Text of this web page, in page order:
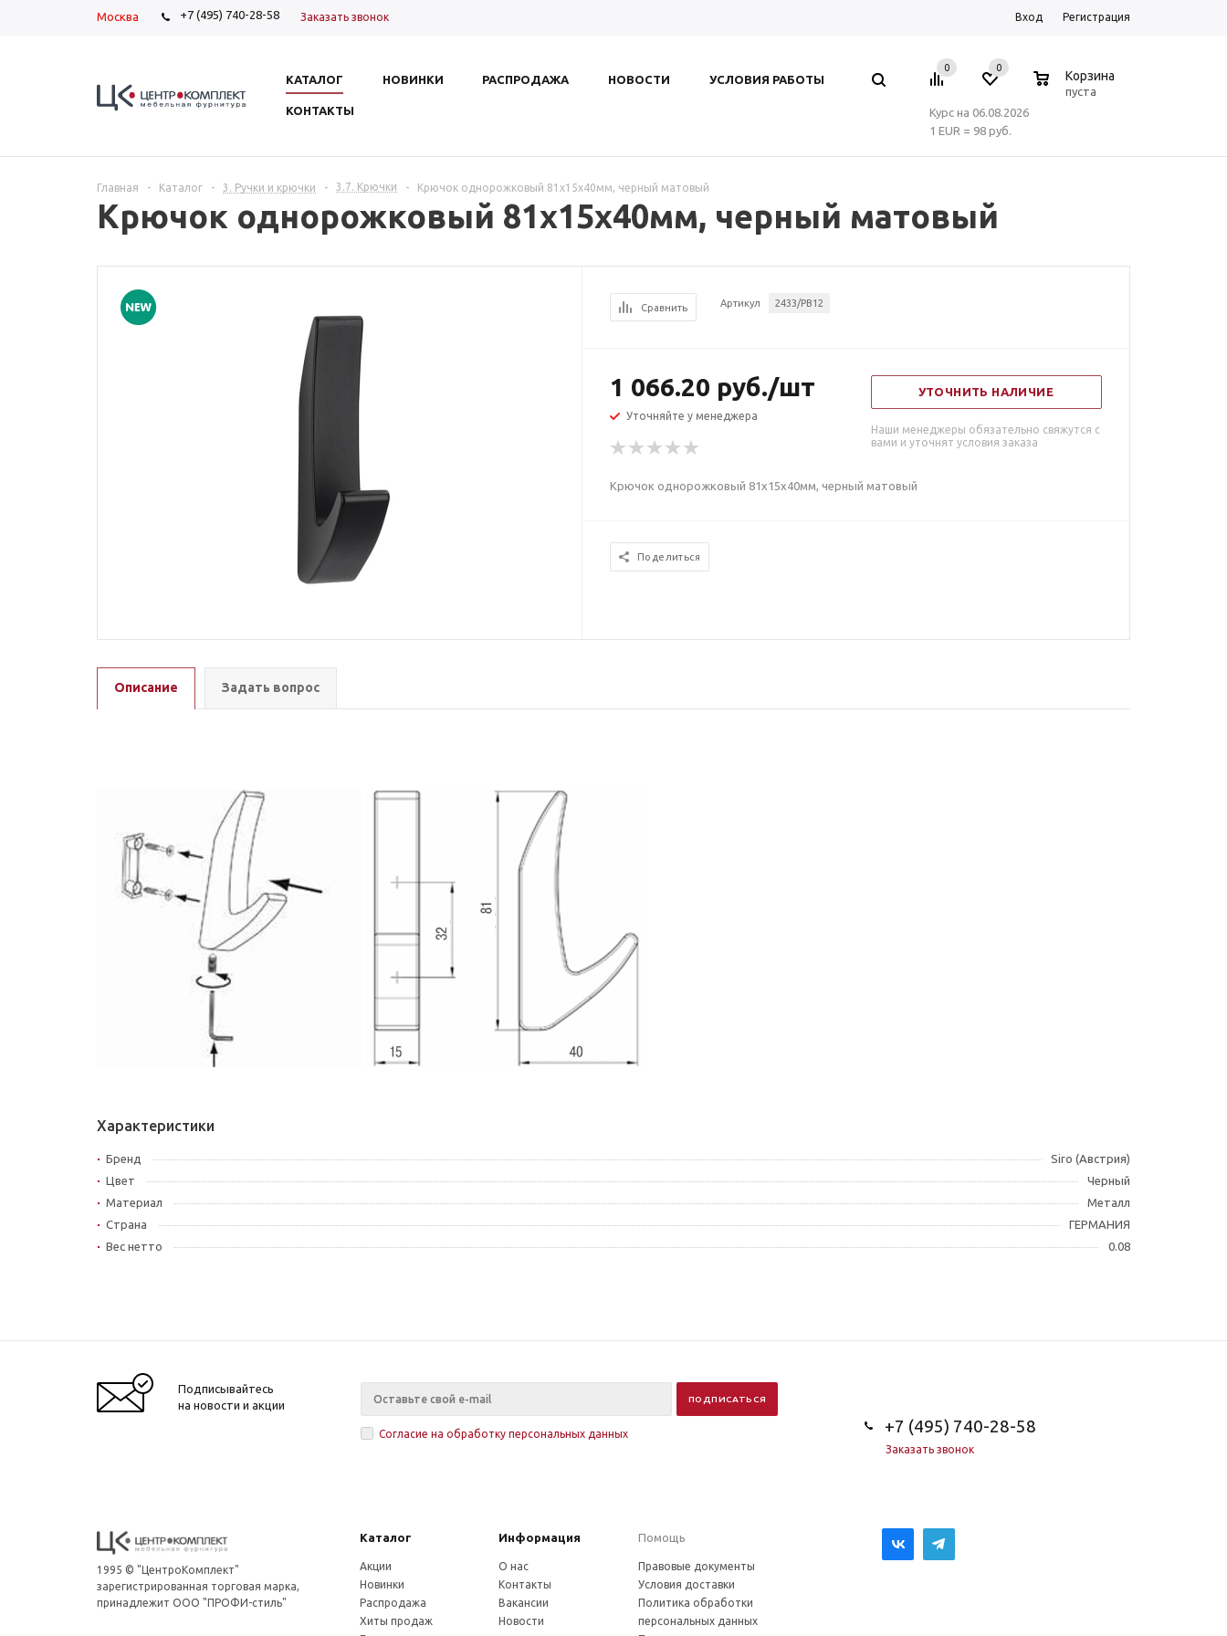
Москва +7 (495) 740-28-58 Заказать звонок Вход Регистрация
КАТАЛОГ НОВИНКИ РАСПРОДАЖА НОВОСТИ УСЛОВИЯ РАБОТЫ
КОНТАКТЫ
0 0
Корзина
пуста
Курс на 06.08.2026
1 EUR = 98 руб.
Главная - Каталог - 3. Ручки и крючки - 3.7. Крючки - Крючок однорожковый 81х15х40мм, черный матовый
Крючок однорожковый 81х15х40мм, черный матовый
Сравнить Артикул 2433/PB12
1 066.20 руб./шт
Уточняйте у менеджера
УТОЧНИТЬ НАЛИЧИЕ
Наши менеджеры обязательно свяжутся с
вами и уточнят условия заказа
Крючок однорожковый 81х15х40мм, черный матовый
Поделиться
Описание Задать вопрос
Характеристики
Бренд
Siro (Австрия)
Цвет
Черный
Материал
Металл
Страна
ГЕРМАНИЯ
Вес нетто
0.08
Подписывайтесь
на новости и акции
Согласие на обработку персональных данных +7 (495) 740-28-58
Заказать звонок
1995 © "ЦентроКомплект"
зарегистрированная торговая марка,
принадлежит ООО "ПРОФИ-стиль"
Каталог Информация Помощь
Акции
Новинки
Распродажа
Хиты продаж
О нас
Контакты
Вакансии
Новости
Правовые документы
Условия доставки
Политика обработки
персональных данных